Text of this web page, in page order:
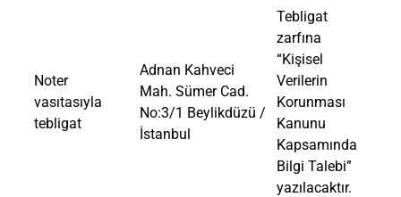
Noter
vasıtasıyla
tebligat
Adnan Kahveci
Mah. Sümer Cad.
No:3/1 Beylikdüzü /
İstanbul
Tebligat
zarfına
“Kişisel
Verilerin
Korunması
Kanunu
Kapsamında
Bilgi Talebi”
yazılacaktır.